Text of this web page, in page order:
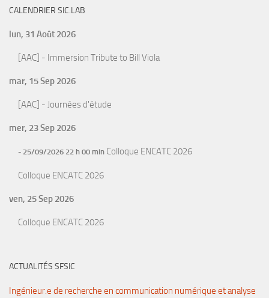
CALENDRIER SIC.LAB
lun, 31 Août 2026
[AAC] - Immersion Tribute to Bill Viola
mar, 15 Sep 2026
[AAC] - Journées d'étude
mer, 23 Sep 2026
- 25/09/2026 22 h 00 min Colloque ENCATC 2026
Colloque ENCATC 2026
ven, 25 Sep 2026
Colloque ENCATC 2026
ACTUALITÉS SFSIC
Ingénieur.e de recherche en communication numérique et analyse